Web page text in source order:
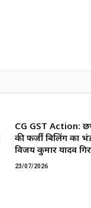
CG GST Action:
की फर्जी बिलिंग का
विजय कुमार यादव
23/07/2026